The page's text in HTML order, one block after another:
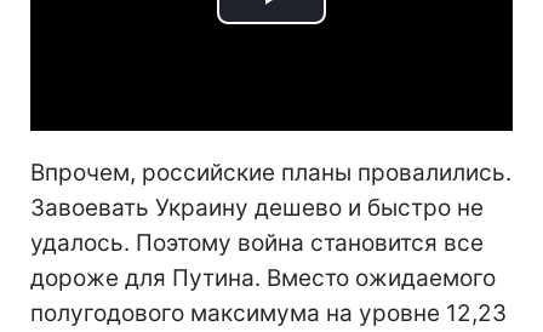
Play
Впрочем, российские планы провалились.
Завоевать Украину дешево и быстро не
удалось. Поэтому война становится все
дороже для Путина. Вместо ожидаемого
полугодового максимума на уровне 12,23